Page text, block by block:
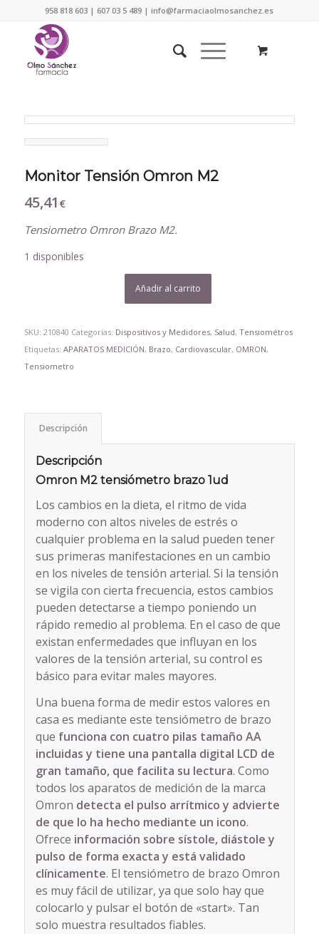
958 818 603 | 607 03 5 489 | info@farmaciaolmosanchez.es
Monitor Tensión Omron M2
45,41 €
Tensiometro Omron Brazo M2.
1 disponibles
Añadir al carrito
SKU: 210840 Categorías: Dispositivos y Medidores, Salud, Tensiométros
Etiquetas: APARATOS MEDICIÓN, Brazo, Cardiovascular, OMRON,
Tensiometro
Descripción
Descripción
Omron M2 tensiómetro brazo 1ud
Los cambios en la dieta, el ritmo de vida
moderno con altos niveles de estrés o
cualquier problema en la salud pueden tener
sus primeras manifestaciones en un cambio
en los niveles de tensión arterial. Si la tensión
se vigila con cierta frecuencia, estos cambios
pueden detectarse a tiempo poniendo un
rápido remedio al problema. En el caso de que
existan enfermedades que influyan en los
valores de la tensión arterial, su control es
básico para evitar males mayores.
Una buena forma de medir estos valores en
casa es mediante este tensiómetro de brazo
que funciona con cuatro pilas tamaño AA
incluidas y tiene una pantalla digital LCD de
gran tamaño, que facilita su lectura. Como
todos los aparatos de medición de la marca
Omron detecta el pulso arrítmico y advierte
de que lo ha hecho mediante un icono.
Ofrece información sobre sístole, diástole y
pulso de forma exacta y está validado
clínicamente. El tensiómetro de brazo Omron
es muy fácil de utilizar, ya que solo hay que
colocarlo y pulsar el botón de «start». Tan
solo muestra resultados fiables.